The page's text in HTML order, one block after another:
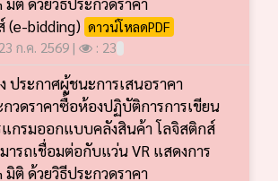
(e-bidding) ดาวน์โหลดPDF
ก.ค. 2569 |
: 23
ประกาศผู้ชนะการเสนอราคา
วดราคาซื้อห้องปฏิบัติการการเขียน
แกรมออกแบบคลังสินค้า โลจิสติกส์
ารถเชื่อมต่อกับแว่น VR แสดงการ
ติ ด้วยวิธีประกวดราคา